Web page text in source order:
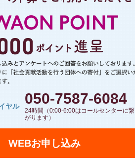
ヤル 050-7587-6084
24時間（0:00-6:00はコールセンターに繋
がります）
WEBお申し込み